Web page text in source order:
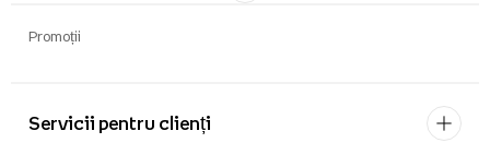
Promoții
Servicii pentru clienți